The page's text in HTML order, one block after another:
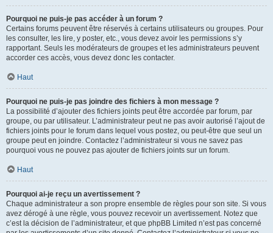
Pourquoi ne puis-je pas accéder à un forum ?
Certains forums peuvent être réservés à certains utilisateurs ou groupes. Pour
les consulter, les lire, y poster, etc., vous devez avoir les permissions s’y
rapportant. Seuls les modérateurs de groupes et les administrateurs peuvent
accorder ces accès, vous devez donc les contacter.
Haut
Pourquoi ne puis-je pas joindre des fichiers à mon message ?
La possibilité d’ajouter des fichiers joints peut être accordée par forum, par
groupe, ou par utilisateur. L’administrateur peut ne pas avoir autorisé l’ajout de
fichiers joints pour le forum dans lequel vous postez, ou peut-être que seul un
groupe peut en joindre. Contactez l’administrateur si vous ne savez pas
pourquoi vous ne pouvez pas ajouter de fichiers joints sur un forum.
Haut
Pourquoi ai-je reçu un avertissement ?
Chaque administrateur a son propre ensemble de règles pour son site. Si vous
avez dérogé à une règle, vous pouvez recevoir un avertissement. Notez que
c’est la décision de l’administrateur, et que phpBB Limited n’est pas concerné